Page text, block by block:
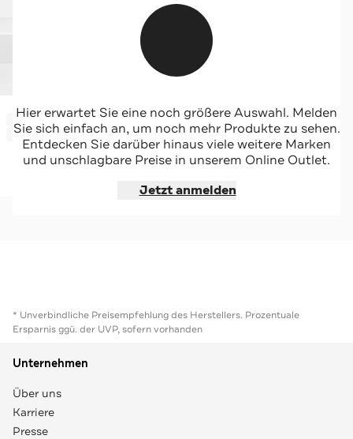
VERSACE
Umhängetasche schwarz
-46%*
Sale
Jetzt shoppen
Hier erwartet Sie eine noch größere Auswahl. Melden
Sie sich einfach an, um noch mehr Produkte zu sehen.
Entdecken Sie darüber hinaus viele weitere Marken
und unschlagbare Preise in unserem Online Outlet.
Jetzt anmelden
* Unverbindliche Preisempfehlung des Herstellers. Prozentuale
Ersparnis ggü. der UVP, sofern vorhanden
Unternehmen
Über uns
Karriere
Presse